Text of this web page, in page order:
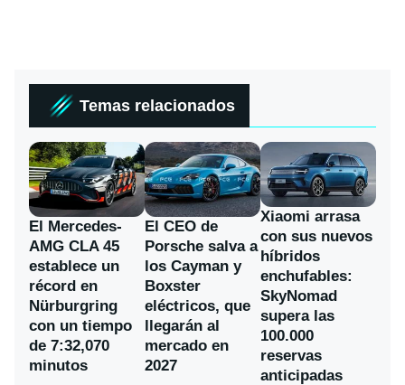
Temas relacionados
El Mercedes-
AMG CLA 45
establece un
récord en
Nürburgring
con un tiempo
de 7:32,070
minutos
El CEO de
Porsche salva a
los Cayman y
Boxster
eléctricos, que
llegarán al
mercado en
2027
Xiaomi arrasa
con sus nuevos
híbridos
enchufables:
SkyNomad
supera las
100.000
reservas
anticipadas